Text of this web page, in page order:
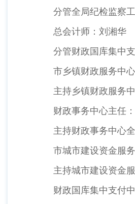
分管全局纪检监察工
总会计师：刘湘华
分管财政国库集中支
市乡镇财政服务中心
主持乡镇财政服务中
财政事务中心主任
主持财政事务中心全
市城市建设资金服务
主持城市建设资金服
财政国库集中支付中